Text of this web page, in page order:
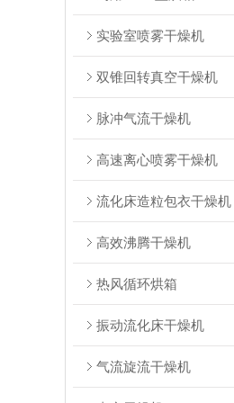
实验室喷雾干燥机
双锥回转真空干燥机
脉冲气流干燥机
高速离心喷雾干燥机
流化床造粒包衣干燥机
高效沸腾干燥机
热风循环烘箱
振动流化床干燥机
气流旋流干燥机